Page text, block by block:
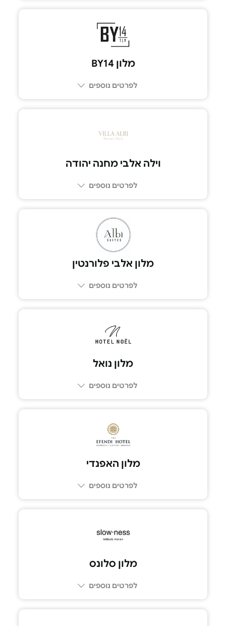
מלון BY14
לפרטים נוספים
וילה אלבי מחנה יהודה
לפרטים נוספים
מלון אלבי פלורנטין
לפרטים נוספים
מלון נואל
לפרטים נוספים
מלון האפנדי
לפרטים נוספים
מלון סלונס
לפרטים נוספים